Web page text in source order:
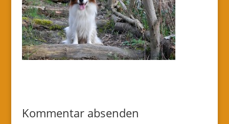
Kommentar absenden